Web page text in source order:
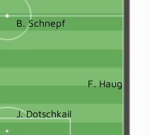
B. Schnepf
F. Haug
J. Dotschkail